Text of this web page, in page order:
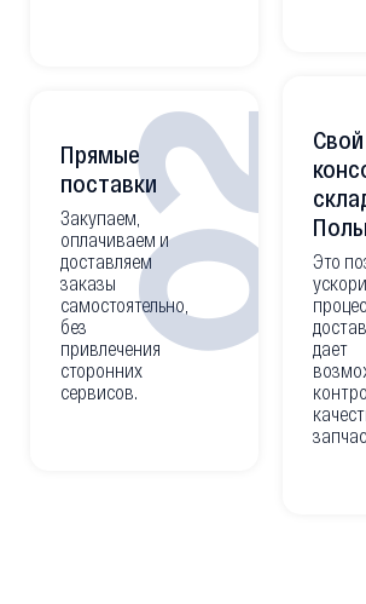
02
Прямые
поставки
Закупаем,
оплачиваем и
доставляем
заказы
самостоятельно,
без
привлечения
сторонних
сервисов.
Свой
Это
дает